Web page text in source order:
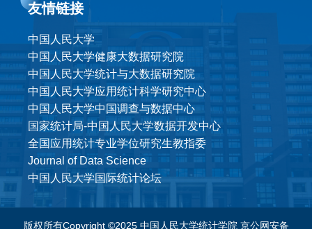
友情链接
中国人民大学
中国人民大学健康大数据研究院
中国人民大学统计与大数据研究院
中国人民大学应用统计科学研究中心
中国人民大学中国调查与数据中心
国家统计局-中国人民大学数据开发中心
全国应用统计专业学位研究生教指委
Journal of Data Science
中国人民大学国际统计论坛
版权所有Copyright ©2025 中国人民大学统计学院 京公网安备